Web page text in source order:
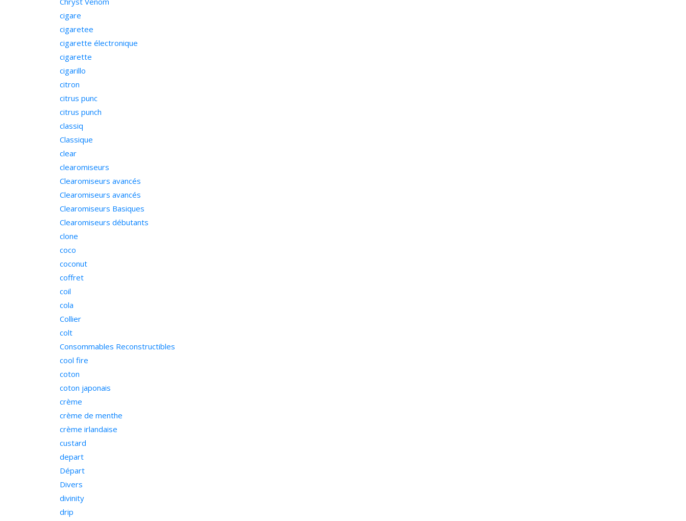
cigare
cigaretee
cigarette électronique
cigarette
cigarillo
citron
citrus punc
citrus punch
classiq
Classique
clear
clearomiseurs
Clearomiseurs avancés
Clearomiseurs avancés
Clearomiseurs Basiques
Clearomiseurs débutants
clone
coco
coconut
coffret
coil
cola
Collier
colt
Consommables Reconstructibles
cool fire
coton
coton japonais
crème
crème de menthe
crème irlandaise
custard
depart
Départ
Divers
divinity
drip